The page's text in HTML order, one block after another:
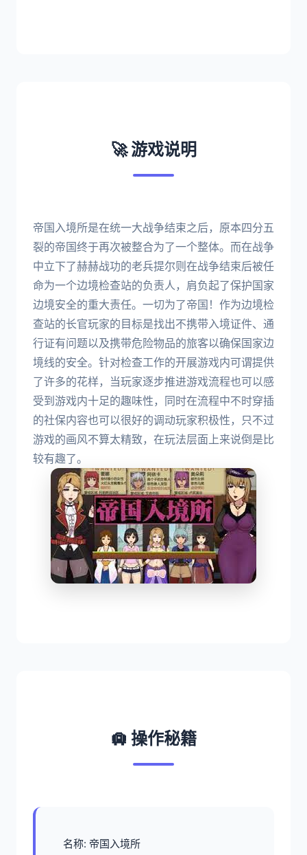
🚀 游戏说明
帝国入境所是在统一大战争结束之后，原本四分五
裂的帝国终于再次被整合为了一个整体。而在战争
中立下了赫赫战功的老兵提尔则在战争结束后被任
命为一个边境检查站的负责人，肩负起了保护国家
边境安全的重大责任。一切为了帝国！作为边境检
查站的长官玩家的目标是找出不携带入境证件、通
行证有问题以及携带危险物品的旅客以确保国家边
境线的安全。针对检查工作的开展游戏内可谓提供
了许多的花样，当玩家逐步推进游戏流程也可以感
受到游戏内十足的趣味性，同时在流程中不时穿插
的社保内容也可以很好的调动玩家积极性，只不过
游戏的画风不算太精致，在玩法层面上来说倒是比
较有趣了。
🛄 操作秘籍
名称: 帝国入境所